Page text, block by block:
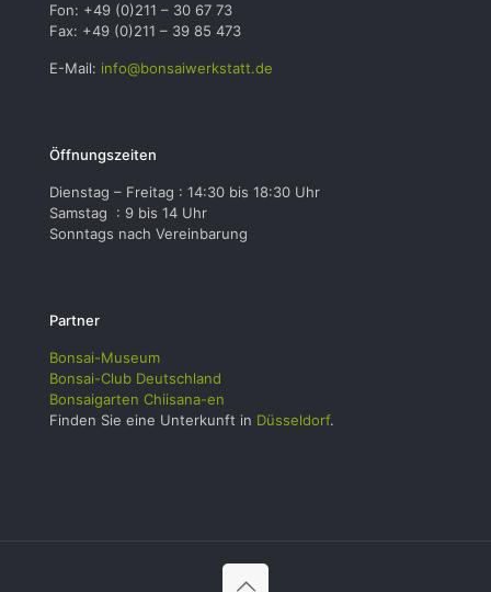
Fon: +49 (0)211 – 30 67 73
Fax: +49 (0)211 – 39 85 473
E-Mail: info@bonsaiwerkstatt.de
Öffnungszeiten
Dienstag – Freitag : 14:30 bis 18:30 Uhr
Samstag : 9 bis 14 Uhr
Sonntags nach Vereinbarung
Partner
Bonsai-Museum
Bonsai-Club Deutschland
Bonsaigarten Chiisana-en
Finden Sie eine Unterkunft in Düsseldorf.